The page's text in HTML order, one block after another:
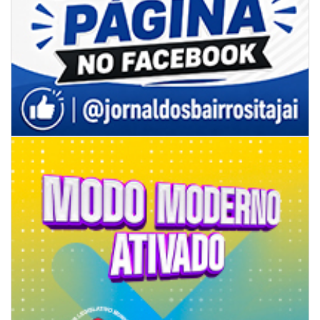
05/08/2026 | 14:41
Voz do litoral em Brasília: Joab da Pesca foca campanha na infraestrutura
e defesa dos pescadores da AMFRI
ITAPEMA